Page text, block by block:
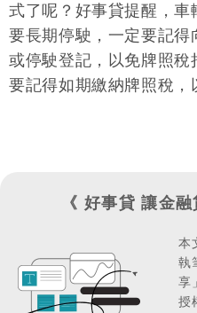
6,601～7,200
7,201～7,800
9,601～10,200
式了呢？好事貸提醒，
要長期停駛，一定要記
或停駛登記，以免牌照稅
要記得如期繳納牌照稅，
《 好事貸 讓金
本
執
享
授